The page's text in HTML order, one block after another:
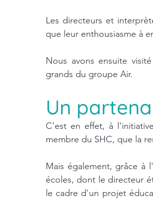
Les directeurs et
que leur enthousiasme à
Nous avons ensuite
grands du groupe Air.
Un
C'est en effet, à
membre du SHC, que la
Mais également, grâce à
écoles, dont le directeur
le cadre d'un projet